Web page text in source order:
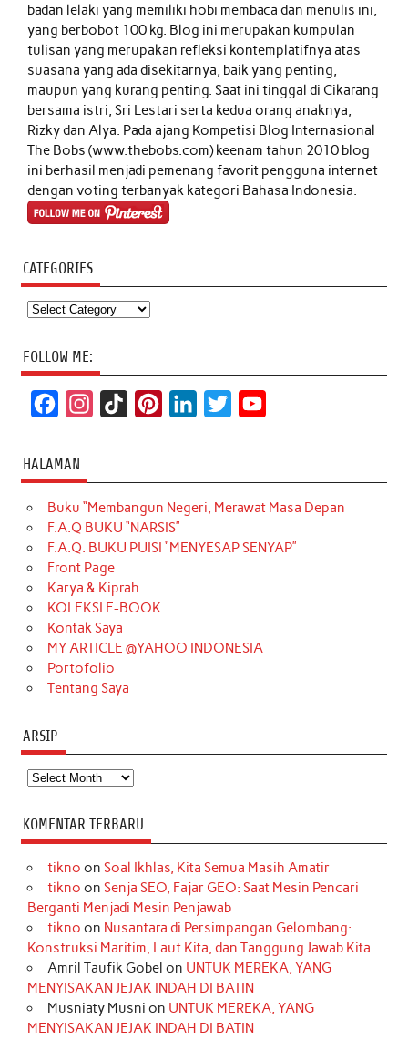
badan lelaki yang memiliki hobi membaca dan menulis ini,
yang berbobot 100 kg. Blog ini merupakan kumpulan
tulisan yang merupakan refleksi kontemplatifnya atas
suasana yang ada disekitarnya, baik yang penting,
maupun yang kurang penting. Saat ini tinggal di Cikarang
bersama istri, Sri Lestari serta kedua orang anaknya,
Rizky dan Alya. Pada ajang Kompetisi Blog Internasional
The Bobs (www.thebobs.com) keenam tahun 2010 blog
ini berhasil menjadi pemenang favorit pengguna internet
dengan voting terbanyak kategori Bahasa Indonesia.
CATEGORIES
Categories
FOLLOW ME:
c
e
b
o
o
k
t
a
g
r
a
m
T
o
k
t
e
r
k
e
d
t
t
e
T
u
b
HALAMAN
Buku “Membangun Negeri, Merawat Masa Depan
F.A.Q BUKU “NARSIS”
F.A.Q. BUKU PUISI “MENYESAP SENYAP”
Front Page
Karya & Kiprah
KOLEKSI E-BOOK
Kontak Saya
MY ARTICLE @YAHOO INDONESIA
Portofolio
Tentang Saya
ARSIP
Arsip
KOMENTAR TERBARU
tikno on Soal Ikhlas, Kita Semua Masih Amatir
tikno on Senja SEO, Fajar GEO: Saat Mesin Pencari
Berganti Menjadi Mesin Penjawab
tikno on Nusantara di Persimpangan Gelombang:
Konstruksi Maritim, Laut Kita, dan Tanggung Jawab Kita
Amril Taufik Gobel on UNTUK MEREKA, YANG
MENYISAKAN JEJAK INDAH DI BATIN
Musniaty Musni on UNTUK MEREKA, YANG
MENYISAKAN JEJAK INDAH DI BATIN